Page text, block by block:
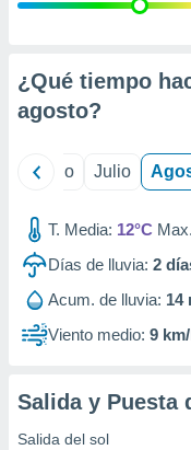
e
mediante
de
1199
¿Qué tiempo
agosto?
Junio Julio
T. Media: 12°C
Días de lluvia: 2
Acum. de lluvia: 14
Viento medio: 9
Salida y Puesta
Salida del sol